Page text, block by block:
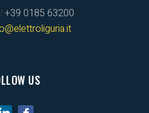
+39 0185 63200
US